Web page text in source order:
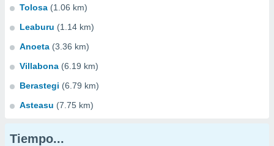
Tolosa (1.06 km)
Leaburu (1.14 km)
Anoeta (3.36 km)
Villabona (6.19 km)
Berastegi (6.79 km)
Asteasu (7.75 km)
Tiempo...